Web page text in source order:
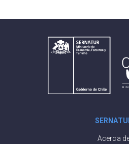
Acerca